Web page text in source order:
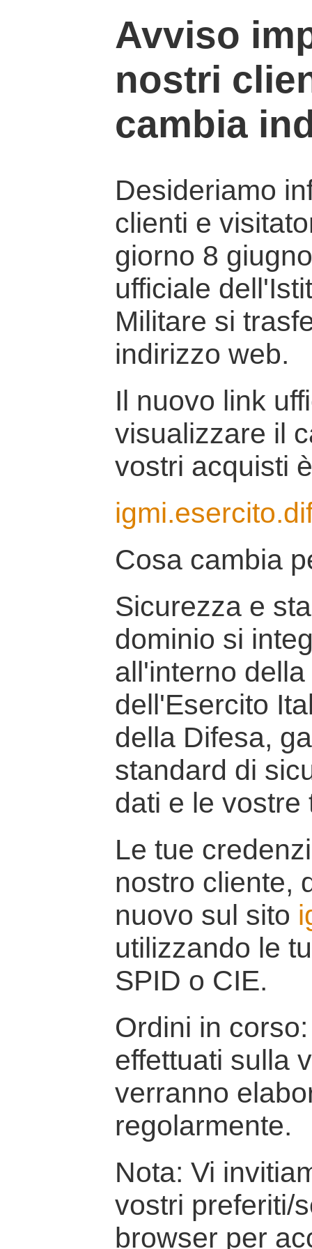
Avviso
nostri
cambia
Desideriamo
clienti e
giorno 8
ufficiale
Militare si
indirizzo web.
Il nuovo link
visualizzare il
vostri acquisti
Cosa cambia
Sicurezza e
dominio si
all'interno
dell'Esercito
della Difesa,
standard di
dati e le vostre
Le tue
nostro cliente,
nuovo sul sito
utilizzando le
SPID o CIE.
Ordini in
effettuati sulla
verranno
regolarmente.
Nota: Vi
vostri preferiti/
browser per